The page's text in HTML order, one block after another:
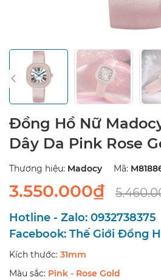
Đồng Hồ Nữ
Dây Da Pink Rose
Thương hiệu: Madocy Mã:
3.550.000₫
Hotline - Zalo: 0932738375
Facebook: Thế Giới Đồng
Kích thước: 31mm
Màu sắc: Pink - Rose Gold